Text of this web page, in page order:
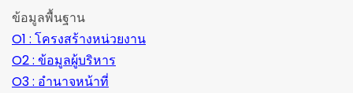
ข้อมูลพื้นฐาน
O1 : โครงสร้างหน่วยงาน
O2 : ข้อมูลผู้บริหาร
O3 : อำนาจหน้าที่